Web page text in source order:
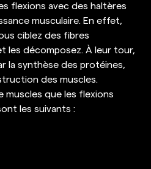
flexions avec des haltères
musculaire. En effet,
ciblez des fibres
les décomposez. À leur tour,
la synthèse des protéines,
des muscles.
muscles que les flexions
les suivants :